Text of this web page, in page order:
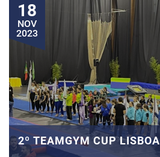
18
NOV
2023
2º TEAMGYM CUP LISBOA